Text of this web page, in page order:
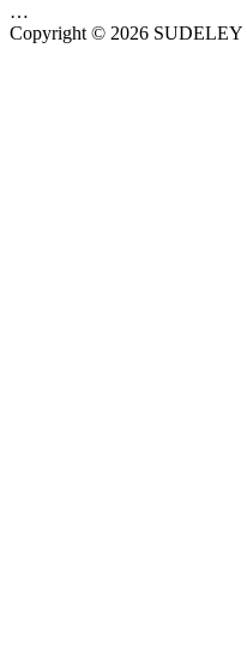
…
Copyright © 2026 SUDELEY